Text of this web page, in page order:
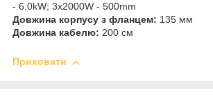
- 6.0kW; 3x2000W - 500mm
Довжина корпусу з фланцем: 135 мм
Довжина кабелю: 200 см
Приховати